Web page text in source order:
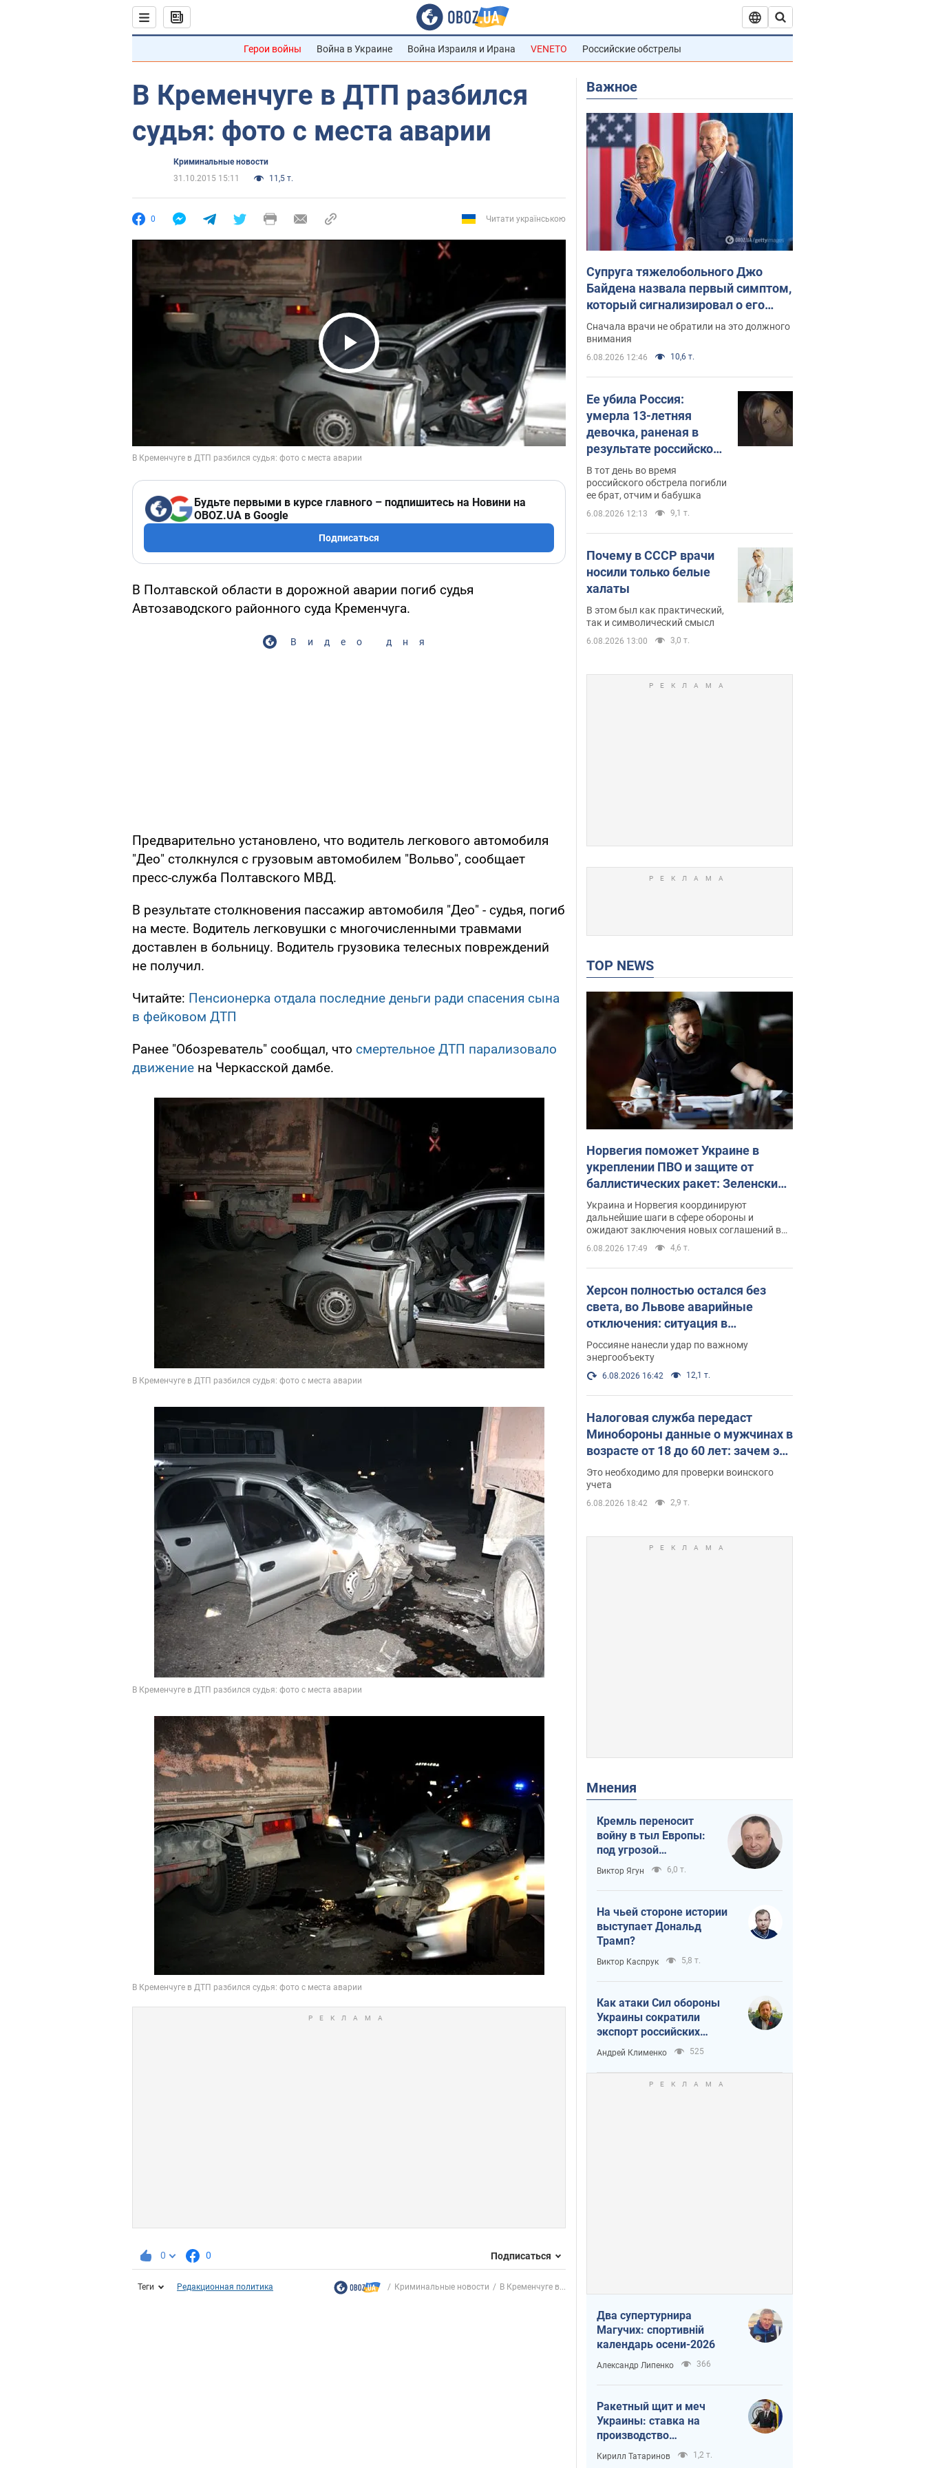
Герои войны Война в Украине Война Израиля и Ирана VENETO Российские обстрелы
В Кременчуге в ДТП разбился
судья: фото с места аварии
Криминальные новости
31.10.2015 15:11
11,5 т.
0 Читати українською
Play Video
Будьте первыми в курсе главного – подпишитесь на Новини на
OBOZ.UA в Google
Подписаться
В Полтавской области в дорожной аварии погиб судья
Автозаводского районного суда Кременчуга.
Видео дня
Предварительно установлено, что водитель легкового автомобиля
"Део" столкнулся с грузовым автомобилем "Вольво", сообщает
пресс-служба Полтавского МВД.
В результате столкновения пассажир автомобиля "Део" - судья, погиб
на месте. Водитель легковушки с многочисленными травмами
доставлен в больницу. Водитель грузовика телесных повреждений
не получил.
Читайте: Пенсионерка отдала последние деньги ради спасения сына
в фейковом ДТП
Ранее "Обозреватель" сообщал, что смертельное ДТП парализовало
движение на Черкасской дамбе.
0 0 Подписаться
Теги Редакционная политика Криминальные новости В Кременчуге в...
Важное
Супруга тяжелобольного Джо
Байдена назвала первый симптом,
который сигнализировал о его
"агрессивном" раке
Сначала врачи не обратили на это должного
внимания
6.08.2026 12:46 10,6 т.
Ее убила Россия:
умерла 13-летняя
девочка, раненая в
результате российской
атаки на Сумскую
область. Фото
В тот день во время
российского обстрела погибли
ее брат, отчим и бабушка
6.08.2026 12:13 9,1 т.
Почему в СССР врачи
носили только белые
халаты
В этом был как практический,
так и символический смысл
6.08.2026 13:00 3,0 т.
TOP NEWS
Норвегия поможет Украине в
укреплении ПВО и защите от
баллистических ракет: Зеленский
раскрыл подробности
Украина и Норвегия координируют
дальнейшие шаги в сфере обороны и
ожидают заключения новых соглашений в
рамках стратегического партнерства
6.08.2026 17:49 4,6 т.
Херсон полностью остался без
света, во Львове аварийные
отключения: ситуация в
энергосистеме 6 августа
Россияне нанесли удар по важному
энергообъекту
6.08.2026 16:42 12,1 т.
Налоговая служба передаст
Минобороны данные о мужчинах в
возрасте от 18 до 60 лет: зачем это
нужно
Это необходимо для проверки воинского
учета
6.08.2026 18:42 2,9 т.
Мнения
Кремль переносит
войну в тыл Европы:
под угрозой
критическая
логистика
Виктор Ягун 6,0 т.
На чьей стороне истории
выступает Дональд
Трамп?
Виктор Каспрук 5,8 т.
Как атаки Сил обороны
Украины сократили
экспорт российских
нефтепродуктов
Андрей Клименко 525
Два супертурнира
Магучих: спортивній
календарь осени-2026
Александр Липенко 366
Ракетный щит и меч
Украины: ставка на
производство
собственных ракет
Кирилл Татаринов 1,2 т.